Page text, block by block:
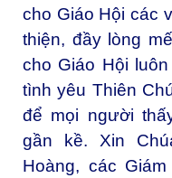
cho Giáo Hội các
thiện, đầy lòng
cho Giáo Hội
tình yêu Thiên
để mọi người
gần kề. Xin
Hoàng, các